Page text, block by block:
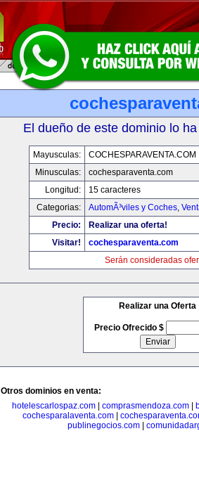
El dueño de este dominio lo
Mayusculas:
COCHESPARAVENTA.COM
Minusculas:
cochesparaventa.com
Longitud:
15 caracteres
Categorias:
AutomÃ³viles y Coches,
Precio:
Realizar una oferta!
Visitar!
cochesparaventa.com
Serán consideradas
Realizar una Oferta
Precio Ofrecido $
Otros dominios en venta:
hotelescarlospaz.com| comprasmendoza.com|
cochesparalaventa.com
publinegocios.com|